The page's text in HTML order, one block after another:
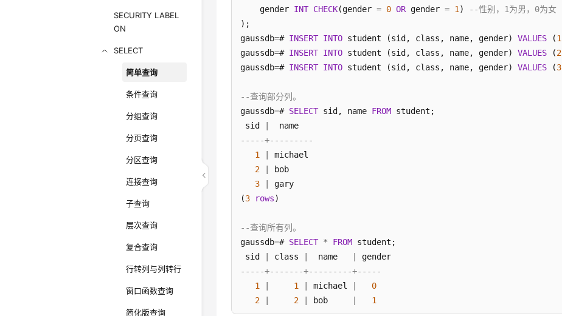
SECURITY LABEL
ON
SELECT
简单查询
条件查询
分组查询
分页查询
分区查询
连接查询
子查询
层次查询
复合查询
行转列与列转行
窗口函数查询
简化版查询
    gender
INT CHECK(gender = 0 OR gender = 1 )
--性别，1为男，0为女
);
gaussdb=# INSERT INTO student (sid, class, name, gender) VALUES (1
gaussdb=# INSERT INTO student (sid, class, name, gender) VALUES (2
gaussdb=# INSERT INTO student (sid, class, name, gender) VALUES (3
--查询部分列。
gaussdb=# SELECT sid, name FROM student;
sid
-----+---------
1
michael
2
bob
3
gary
(3 rows)
--查询所有列。
gaussdb=# SELECT * FROM student;
sid
class
  name
-----+-------+---------+-----
1
1 michael
0
2
2 bob
1